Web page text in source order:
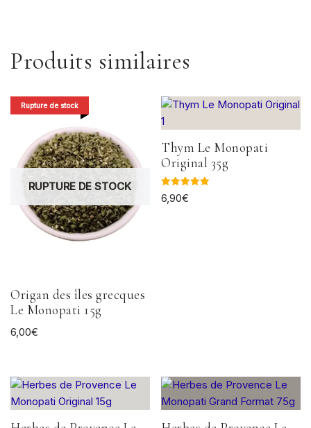
Produits similaires
Rupture de stock
RUPTURE DE STOCK
Origan des îles grecques
Le Monopati 15g
6,00€
Thym Le Monopati
Original 35g
Note
5.00
6,90€